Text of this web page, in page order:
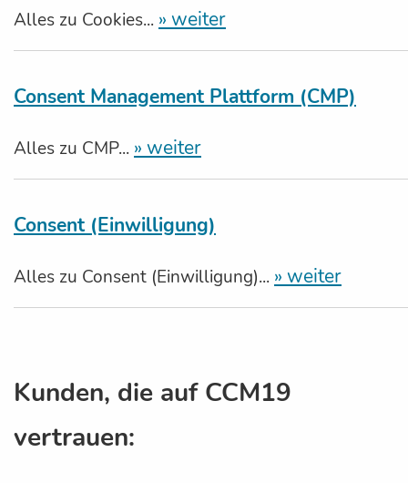
Alles zu Cookies... » weiter
Consent Management Plattform (CMP)
Alles zu CMP... » weiter
Consent (Einwilligung)
Alles zu Consent (Einwilligung)... » weiter
Kunden, die auf CCM19
vertrauen: